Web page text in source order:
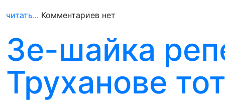
читать... Комментариев нет
Зе-шайка
Труханове